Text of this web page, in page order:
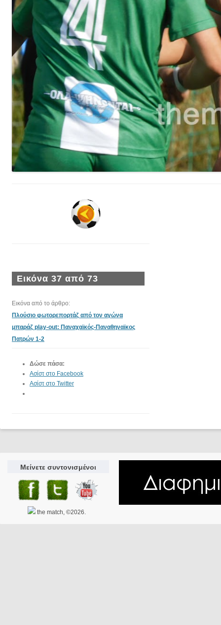
Εικόνα 37 από 73
Εικόνα από το άρθρο:
Πλούσιο φωτορεπορτάζ από τον αγώνα
μπαράζ play-out: Παναχαϊκός-Παναθηναϊκος
Πατρών 1-2
Δώσε πάσα:
Ασίστ στο Facebook
Ασίστ στο Twitter
Μείνετε συντονισμένοι
the match, ©2026.